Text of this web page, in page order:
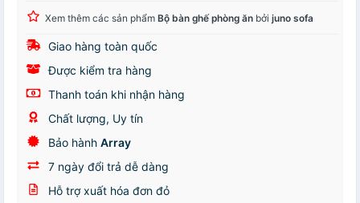
Xem thêm các sản phẩm Bộ bàn ghế phòng ăn bởi juno sofa
Giao hàng toàn quốc
Được kiểm tra hàng
Thanh toán khi nhận hàng
Chất lượng, Uy tín
Bảo hành Array
7 ngày đổi trả dễ dàng
Hỗ trợ xuất hóa đơn đỏ